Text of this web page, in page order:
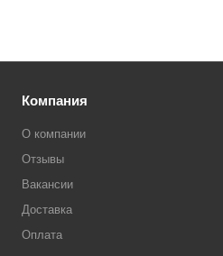
Компания
О компании
Отзывы
Вакансии
Доставка
Оплата